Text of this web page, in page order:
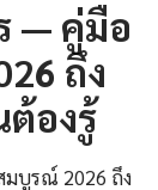
— คู่มือ
ถึง
องรู้
มบูรณ์ 2026 ถึง